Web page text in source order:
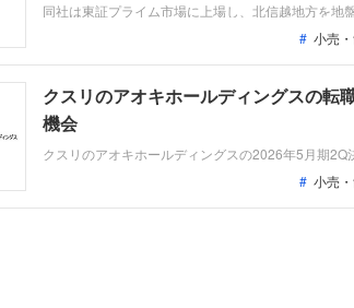
同社は東証プライム市場に上場し、北信越地方を地
す。M&Aを積極的に活用し、生鮮食品の取り扱い
高5015億円、経常利益275億円で、大幅な増収増益
小売
クスリのアオキホールディングスの
機会
クスリのアオキホールディングスの2026年5月期2Q
型M&A成功や、2030年に向けた売上高8000億円と
な専門職の需要が急増しています。「なぜ今クス
小売